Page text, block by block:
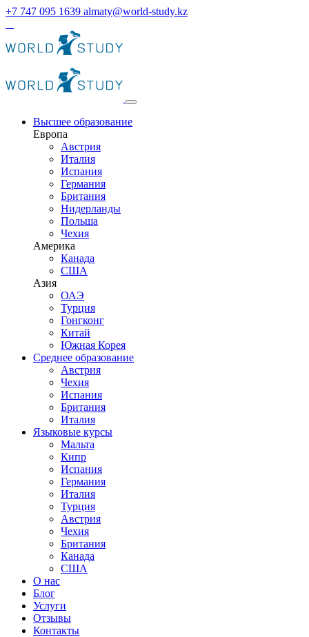
+7 747 095 1639 almaty@world-study.kz
Высшее образование
Европа
Австрия
Италия
Испания
Германия
Британия
Нидерланды
Польша
Чехия
Америка
Канада
США
Азия
ОАЭ
Турция
Гонгконг
Китай
Южная Корея
Среднее образование
Австрия
Чехия
Испания
Британия
Италия
Языковые курсы
Мальта
Кипр
Испания
Германия
Италия
Турция
Австрия
Чехия
Британия
Канада
США
О нас
Блог
Услуги
Отзывы
Контакты